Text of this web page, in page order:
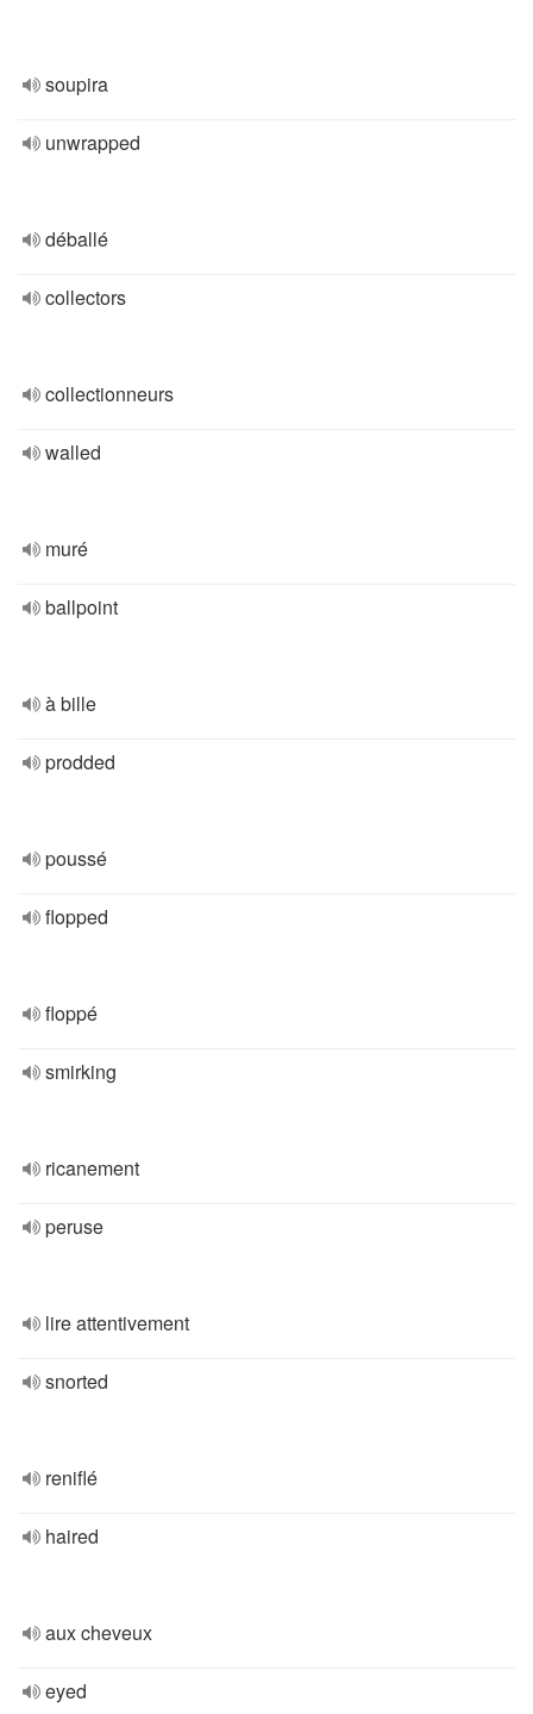
soupira
unwrapped
déballé
collectors
collectionneurs
walled
muré
ballpoint
à bille
prodded
poussé
flopped
floppé
smirking
ricanement
peruse
lire attentivement
snorted
reniflé
haired
aux cheveux
eyed